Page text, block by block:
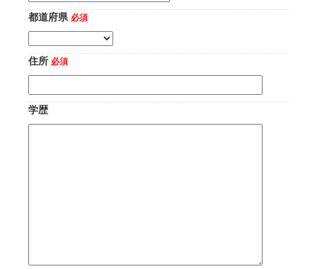
都道府県 必須
住所 必須
学歴